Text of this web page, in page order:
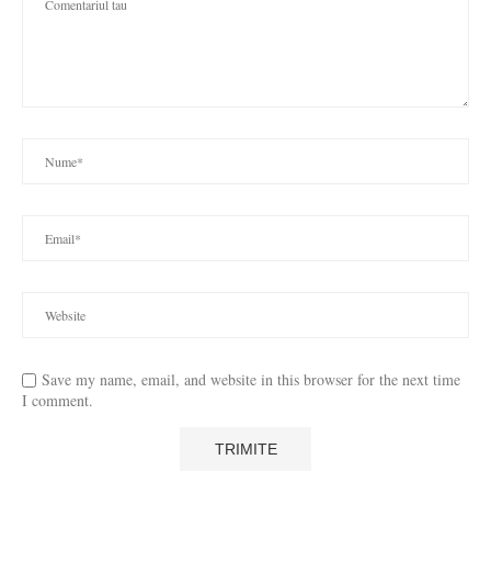
Save my name, email, and website in this browser for the next time
I comment.